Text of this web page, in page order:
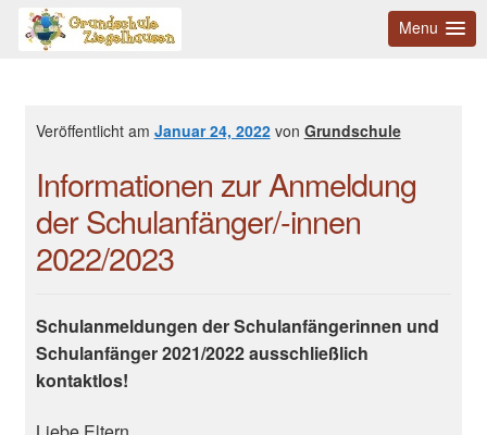
Menu
Veröffentlicht am Januar 24, 2022 von Grundschule
Informationen zur Anmeldung
der Schulanfänger/-innen
2022/2023
Schulanmeldungen der Schulanfängerinnen und
Schulanfänger 2021/2022 ausschließlich
kontaktlos!